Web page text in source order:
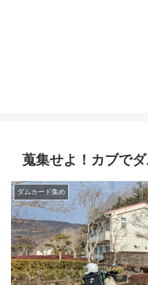
蒐集せよ！カブで
ダムカード集め